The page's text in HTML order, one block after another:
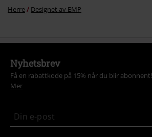
Herre Designet av EMP
Nyhetsbrev
Få en rabattkode på 15% når du blir abonnent!
Mer